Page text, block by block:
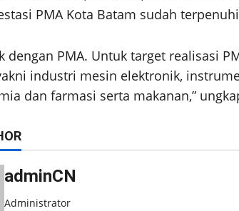
PMA Kota Batam sudah
dengan PMA. Untuk target realisasi
industri mesin elektronik,
dan farmasi serta makanan,”
adminCN
Administrator